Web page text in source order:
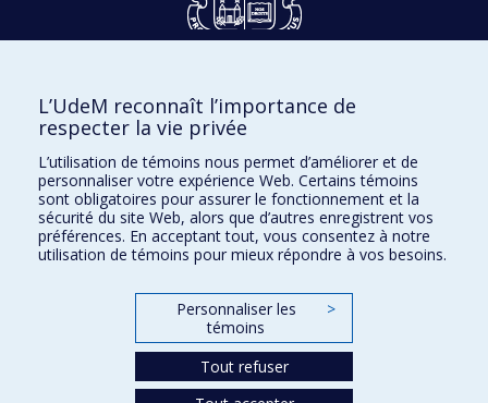
Accès protégé
Facebook|Twitter
LinkedIn|Instagram
L’UdeM reconnaît l’importance de
respecter la vie privée
L’utilisation de témoins nous permet d’améliorer et de
personnaliser votre expérience Web. Certains témoins
sont obligatoires pour assurer le fonctionnement et la
sécurité du site Web, alors que d’autres enregistrent vos
préférences. En acceptant tout, vous consentez à notre
utilisation de témoins pour mieux répondre à vos besoins.
Personnaliser les
témoins
>
Tout refuser